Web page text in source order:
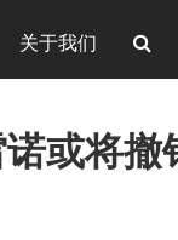
关于我们
或将撤